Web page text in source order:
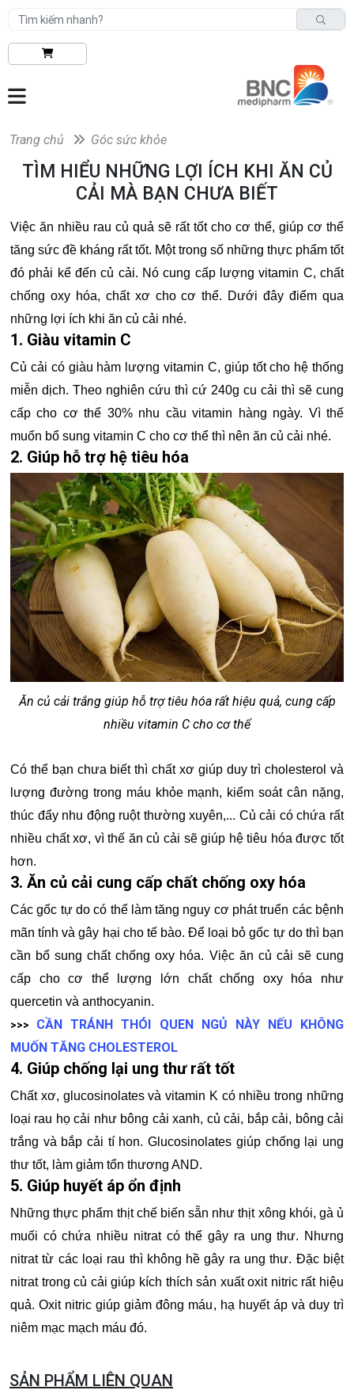
Trang chủ Góc sức khỏe
TÌM HIỂU NHỮNG LỢI ÍCH KHI ĂN CỦ
CẢI MÀ BẠN CHƯA BIẾT
Việc ăn nhiều rau củ quả sẽ rất tốt cho cơ thể, giúp cơ thể
tăng sức đề kháng rất tốt. Một trong số những thực phẩm tốt
đó phải kể đến củ cải. Nó cung cấp lượng vitamin C, chất
chống oxy hóa, chất xơ cho cơ thể. Dưới đây điểm qua
những lợi ích khi ăn củ cải nhé.
1. Giàu vitamin C
Củ cải có giàu hàm lượng vitamin C, giúp tốt cho hệ thống
miễn dịch. Theo nghiên cứu thì cứ 240g cu cải thì sẽ cung
cấp cho cơ thể 30% nhu cầu vitamin hàng ngày. Vì thế
muốn bổ sung vitamin C cho cơ thể thì nên ăn củ cải nhé.
2. Giúp hỗ trợ hệ tiêu hóa
Ăn củ cải trắng giúp hỗ trợ tiêu hóa rất hiệu quả, cung cấp
nhiều vitamin C cho cơ thể
Có thể bạn chưa biết thì chất xơ giúp duy trì cholesterol và
lượng đường trong máu khỏe mạnh, kiểm soát cân nặng,
thúc đẩy nhu động ruột thường xuyên,... Củ cải có chứa rất
nhiều chất xơ, vì thế ăn củ cải sẽ giúp hệ tiêu hóa được tốt
hơn.
3. Ăn củ cải cung cấp chất chống oxy hóa
Các gốc tự do có thể làm tăng nguy cơ phát truển các bệnh
mãn tính và gây hại cho tế bào. Để loại bỏ gốc tự do thì bạn
cần bổ sung chất chống oxy hóa. Việc ăn củ cải sẽ cung
cấp cho cơ thể lượng lớn chất chống oxy hóa như
quercetin và anthocyanin.
>>> CẦN TRÁNH THÓI QUEN NGỦ NÀY NẾU KHÔNG
MUỐN TĂNG CHOLESTEROL
4. Giúp chống lại ung thư rất tốt
Chất xơ, glucosinolates và vitamin K có nhiều trong những
loại rau họ cải như bông cải xanh, củ cải, bắp cải, bông cải
trắng và bắp cải tí hon. Glucosinolates giúp chống lại ung
thư tốt, làm giảm tổn thương AND.
5. Giúp huyết áp ổn định
Những thực phẩm thịt chế biến sẵn như thịt xông khói, gà ủ
muối có chứa nhiều nitrat có thể gây ra ung thư. Nhưng
nitrat từ các loại rau thì không hề gây ra ung thư. Đặc biệt
nitrat trong củ cải giúp kích thích sản xuất oxit nitric rất hiệu
quả. Oxit nitric giúp giảm đông máu, hạ huyết áp và duy trì
niêm mạc mạch máu đó.
SẢN PHẨM LIÊN QUAN